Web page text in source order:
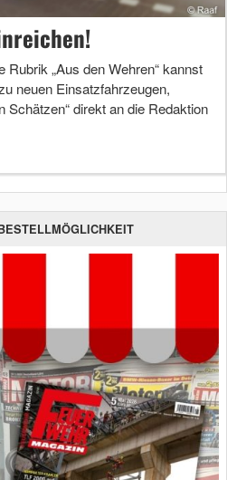
„Aus den Wehren“ kannst
neuen Einsatzfahrzeugen,
Schätzen“ direkt an die Redaktion